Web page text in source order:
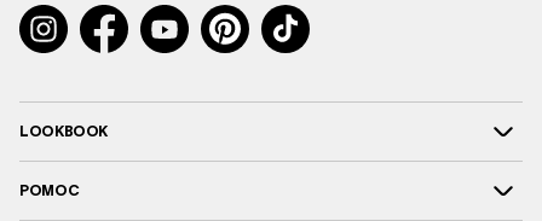
InstagramFacebookYouTubePinterestTikTok
LOOKBOOK
POMOC